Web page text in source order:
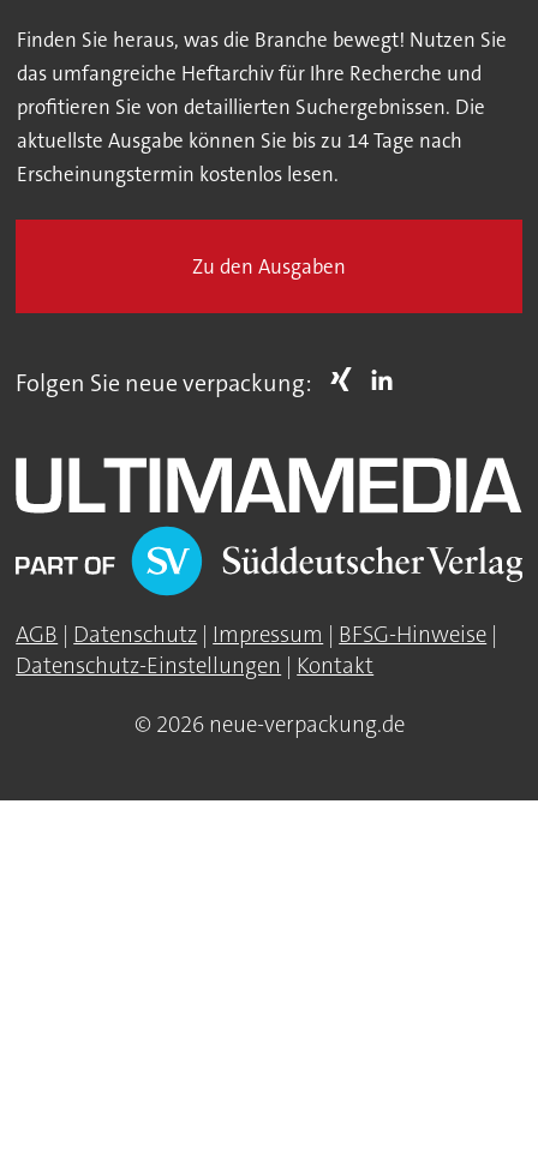
Finden Sie heraus, was die Branche bewegt! Nutzen Sie
das umfangreiche Heftarchiv für Ihre Recherche und
profitieren Sie von detaillierten Suchergebnissen. Die
aktuellste Ausgabe können Sie bis zu 14 Tage nach
Erscheinungstermin kostenlos lesen.
Zu den Ausgaben
Folgen Sie neue verpackung:
AGB | Datenschutz | Impressum | BFSG-Hinweise |
Datenschutz-Einstellungen | Kontakt
© 2026 neue-verpackung.de